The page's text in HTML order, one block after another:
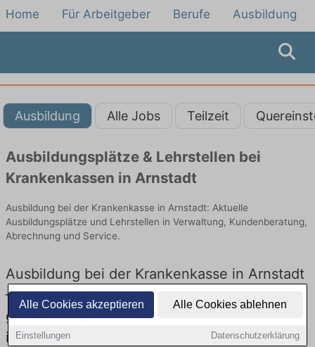
Alle Cookies akzeptieren Alle Cookies ablehnen
Einstellungen Datenschutzerklärung
Home Für Arbeitgeber Berufe Ausbildung
Ausbildung Alle Jobs Teilzeit
Ausbildungsplätze & Lehrstellen bei
Krankenkassen in Arnstadt
Ausbildung bei der Krankenkasse in Arnstadt: Aktuelle
Ausbildungsplätze und Lehrstellen in Verwaltung, Kundenberatung,
Abrechnung und Service.
Ausbildung bei der Krankenkasse in Arnstadt
– Ausbildungsplätze und Lehrstellen: Aktuell
gibt es keine Stellenangebote für Ausbildung
in Arnstadt